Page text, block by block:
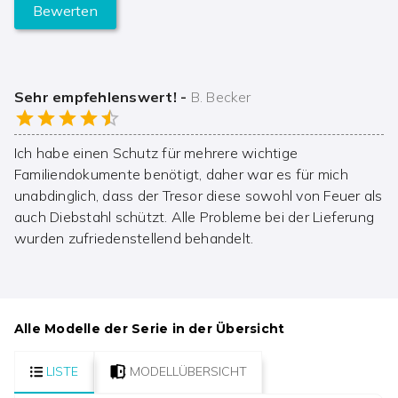
Bewerten
Sehr empfehlenswert! - B. Becker
Ich habe einen Schutz für mehrere wichtige
Familiendokumente benötigt, daher war es für mich
unabdinglich, dass der Tresor diese sowohl von Feuer als
auch Diebstahl schützt. Alle Probleme bei der Lieferung
wurden zufriedenstellend behandelt.
Alle Modelle der Serie in der Übersicht
LISTE MODELLÜBERSICHT